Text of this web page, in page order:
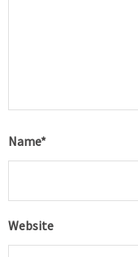
Name*
Website